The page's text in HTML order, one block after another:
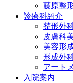
藤原整
診療科紹介
整形外
皮膚科
美容形
形成外
アート
入院案内